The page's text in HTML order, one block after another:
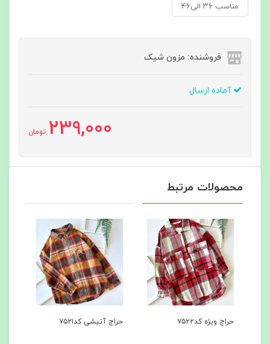
مناسب ۳۶ الی۴۶
فروشنده: مزون شیک
آماده ارسال
239,000 تومان
محصولات مرتبط
حراج ویژه کد۷۵۲۲ حراج آتیشی کد۷۵۲۱